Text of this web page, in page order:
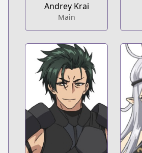
Andrey Krai
Main